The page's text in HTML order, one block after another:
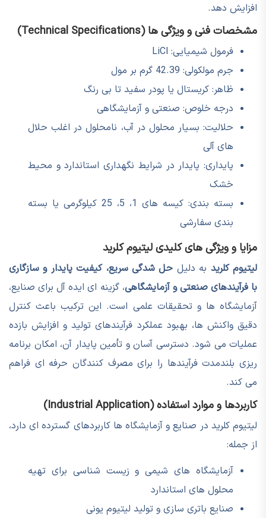
افزایش دهد.
مشخصات فنی و ویژگی ها (Technical Specifications)
فرمول شیمیایی: LiCl
جرم مولکولی: 42.39 گرم بر مول
ظاهر: کریستال یا پودر سفید تا بی رنگ
درجه خلوص: صنعتی و آزمایشگاهی
حلالیت: بسیار محلول در آب، نامحلول در اغلب حلال
های آلی
پایداری: پایدار در شرایط نگهداری استاندارد و محیط
خشک
بسته بندی: کیسه های 1، 5، 25 کیلوگرمی یا بسته
بندی سفارشی
مزایا و ویژگی های کلیدی لیتیوم کلرید
لیتیوم کلرید به دلیل حل شدگی سریع، کیفیت پایدار و سازگاری
با فرآیندهای صنعتی و آزمایشگاهی، گزینه ای ایده آل برای صنایع،
آزمایشگاه ها و تحقیقات علمی است. این ترکیب باعث کنترل
دقیق واکنش ها، بهبود عملکرد فرآیندهای تولید و افزایش بازده
عملیات می شود. دسترسی آسان و تأمین پایدار آن، امکان برنامه
ریزی بلندمدت فرآیندها را برای مصرف کنندگان حرفه ای فراهم
می کند.
کاربردها و موارد استفاده (Industrial Application)
لیتیوم کلرید در صنایع و آزمایشگاه ها کاربردهای گسترده ای دارد،
از جمله:
آزمایشگاه های شیمی و زیست شناسی برای تهیه
محلول های استاندارد
صنایع باتری سازی و تولید لیتیوم یونی